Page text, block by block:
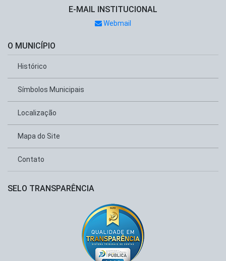
E-MAIL INSTITUCIONAL
Webmail
O MUNICÍPIO
Histórico
Símbolos Municipais
Localização
Mapa do Site
Contato
SELO TRANSPARÊNCIA